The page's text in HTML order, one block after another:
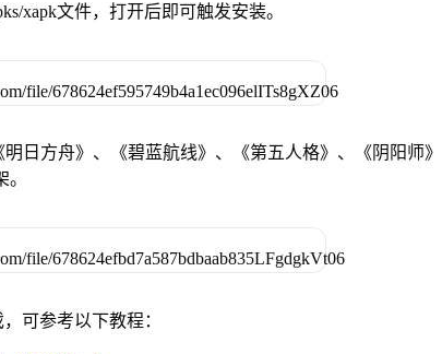
xapk文件，打开后即可触发安装。
日方舟》、《碧蓝航线》、《第五人格》、《阴阳师》
可参考以下教程：